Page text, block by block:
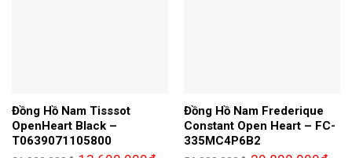
Đồng Hồ Nam Tisssot
OpenHeart Black –
T0639071105800
Đồng Hồ Nam Frederique
Constant Open Heart – FC-
335MC4P6B2